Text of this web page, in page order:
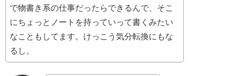
で物書き系の仕事だったらできるんで、そこ
にちょっとノートを持っていって書くみたい
なこともしてます。けっこう気分転換にもな
るし。